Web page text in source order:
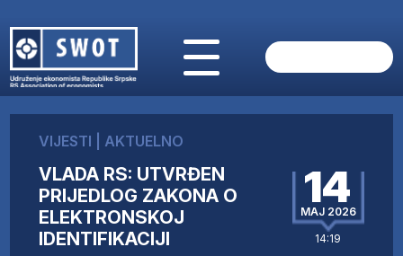
O NAMA
AKTUELNO
ANALIZE
KOMPANIJE
FINANSIJE
VIJESTI AKTUELNO
VLADA RS: UTVRĐEN
PRIJEDLOG ZAKONA O
ELEKTRONSKOJ
IDENTIFIKACIJI
14
MAJ 2026
14:19